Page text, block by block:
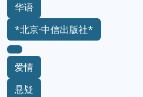
华语
*北京·中信出版社*
爱情
悬疑